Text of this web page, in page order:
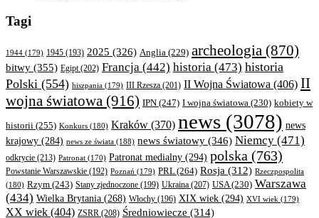
Tagi
1944 (179) 1945 (193) 2025 (326) Anglia (229) archeologia (870)
bitwy (355) Egipt(202) Francja (442) historia (473) historia
Polski (554) hiszpania (179) III Rzesza (201) II Wojna Światowa (406) II
wojna światowa (916) IPN (247) I wojna światowa (230) kobiety w
historii (255) Konkurs (180) Kraków (370) news (3078) news
krajowy (284) news ze świata (188) news światowy (346) Niemcy (471)
odkrycie (213) Patronat (170) Patronat medialny (294) polska (763)
Powstanie Warszawskie (192) Poznań (179) PRL(264) Rosja (312) Rzeczpospolita
(180) Rzym (243) Stany zjednoczone (199) Ukraina (207) USA(230) Warszawa
(434) Wielka Brytania (268) Włochy (196) XIX wiek (294) XVI wiek (179)
XX wiek (404) ZSRR (208) Średniowiecze (314)